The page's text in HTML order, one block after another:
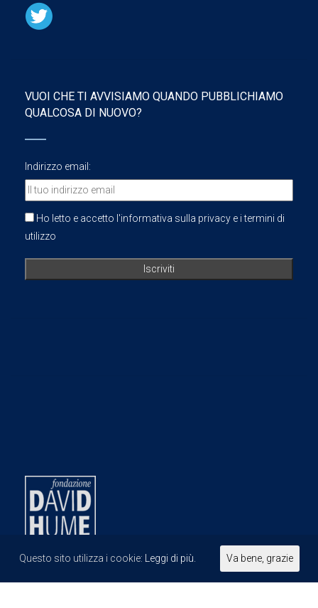
VUOI CHE TI AVVISIAMO QUANDO PUBBLICHIAMO
QUALCOSA DI NUOVO?
Indirizzo email:
Ho letto e accetto l'informativa sulla privacy e i termini di
utilizzo
Questo sito utilizza i cookie: Leggi di più. Va bene, grazie